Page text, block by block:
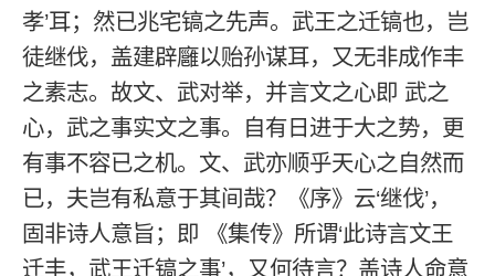
孝’耳；然已兆宅镐之先声。武王之迁镐也，岂
徒继伐，盖建辟廱以贻孙谋耳，又无非成作丰
之素志。故文、武对举，并言文之心即 武之
心，武之事实文之事。自有日进于大之势，更
有事不容已之机。文、武亦顺乎天心之自然而
已，夫岂有私意于其间哉？《序》云‘继伐’，
固非诗人意旨；即 《集传》所谓‘此诗言文王
迁丰，武王迁镐之事’，又何待言？盖诗人命意